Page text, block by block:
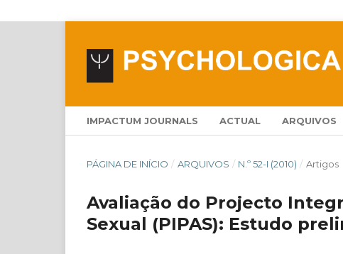
IMPACTUM JOURNALS ACTUAL ARQUIVOS
PÁGINA DE INÍCIO / ARQUIVOS / N.º 52-I (2010) / Artigos
Avaliação do Projecto
Sexual (PIPAS): Estudo